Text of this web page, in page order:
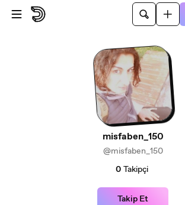
Ana içeriğe atla
misfaben_150
@misfaben_150
0 Takipçi
Takip Et